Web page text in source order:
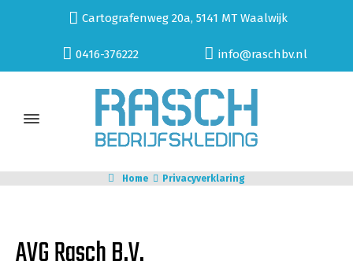
Cartografenweg 20a, 5141 MT Waalwijk
0416-376222 info@raschbv.nl
Home Privacyverklaring
AVG Rasch B.V.